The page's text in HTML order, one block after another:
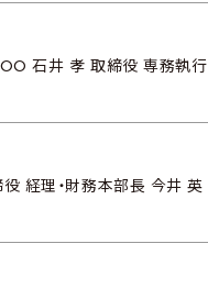
石井 孝 取締役 専務執行
経理・財務本部長 今井 英